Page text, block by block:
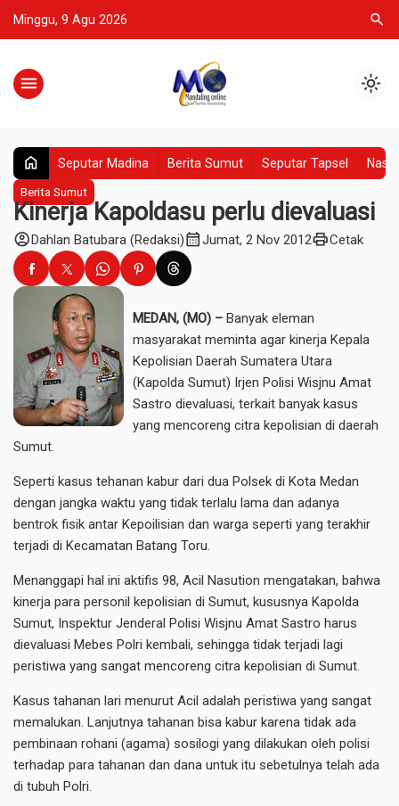
Minggu, 9 Agu 2026 search
menu light_mode
home Seputar Madina Berita Sumut Seputar Tapsel
Berita Sumut
Kinerja Kapoldasu perlu dievaluasi
account_circleDahlan Batubara (Redaksi)calendar_monthJumat, 2 Nov 2012printCetak
MEDAN, (MO) – Banyak eleman
masyarakat meminta agar kinerja Kepala
Kepolisian Daerah Sumatera Utara
(Kapolda Sumut) Irjen Polisi Wisjnu Amat
Sastro dievaluasi, terkait banyak kasus
yang mencoreng citra kepolisian di daerah
Sumut.
Seperti kasus tehanan kabur dari dua Polsek di Kota Medan
dengan jangka waktu yang tidak terlalu lama dan adanya
bentrok fisik antar Kepoilisian dan warga seperti yang terakhir
terjadi di Kecamatan Batang Toru.
Menanggapi hal ini aktifis 98, Acil Nasution mengatakan, bahwa
kinerja para personil kepolisian di Sumut, kususnya Kapolda
Sumut, Inspektur Jenderal Polisi Wisjnu Amat Sastro harus
dievaluasi Mebes Polri kembali, sehingga tidak terjadi lagi
peristiwa yang sangat mencoreng citra kepolisian di Sumut.
Kasus tahanan lari menurut Acil adalah peristiwa yang sangat
memalukan. Lanjutnya tahanan bisa kabur karena tidak ada
pembinaan rohani (agama) sosilogi yang dilakukan oleh polisi
terhadap para tahanan dan dana untuk itu sebetulnya telah ada
di tubuh Polri.